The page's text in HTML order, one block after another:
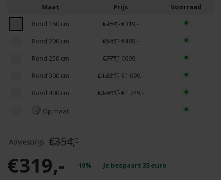
Maat Prijs
Voorraad
Rond 160 cm
€354,-€319,-
Rond 200 cm
€543,-€489,-
Rond 250 cm
€777,-€699,-
Rond 300 cm
€1.221,-€1.099,-
Rond 400 cm
€1.943,-€1.749,-
Op maat
€354,-
€319,- -10% Je bespaart 35 euro